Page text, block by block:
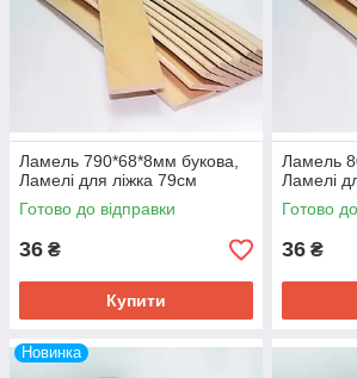
Ламель 790*68*8мм букова,
Ламелі для ліжка 79см
Готово до відправки
36 ₴
Купити
Ламель
Ламелі
Готово
36 ₴
Новинка